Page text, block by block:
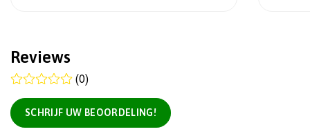
Reviews
(0)
SCHRIJF UW BEOORDELING!